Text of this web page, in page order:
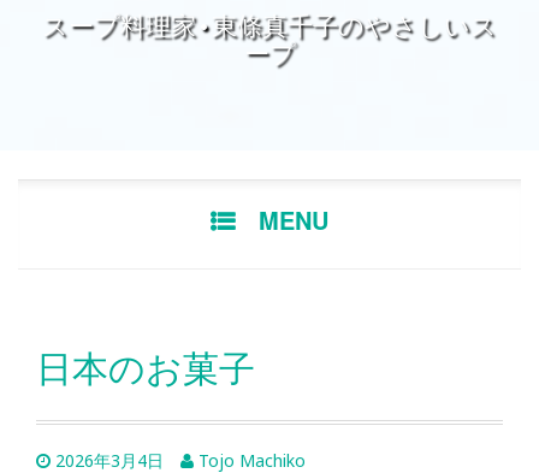
スープ料理家•東條真千子のやさしいス
ープ
MENU
日本のお菓子
2026年3月4日 Tojo Machiko